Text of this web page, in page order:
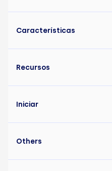
Características
Recursos
Iniciar
Others